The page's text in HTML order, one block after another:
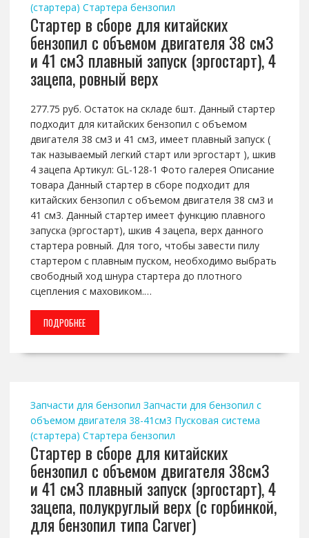
(стартера) Стартера бензопил
Стартер в сборе для китайских
бензопил с объемом двигателя 38 см3
и 41 см3 плавный запуск (эргостарт), 4
зацепа, ровный верх
277.75 руб. Остаток на складе 6шт. Данный стартер
подходит для китайских бензопил с объемом
двигателя 38 см3 и 41 см3, имеет плавный запуск (
так называемый легкий старт или эргостарт ), шкив
4 зацепа Артикул: GL-128-1 Фото галерея Описание
товара Данный стартер в сборе подходит для
китайских бензопил с объемом двигателя 38 см3 и
41 см3. Данный стартер имеет функцию плавного
запуска (эргостарт), шкив 4 зацепа, верх данного
стартера ровный. Для того, чтобы завести пилу
стартером с плавным пуском, необходимо выбрать
свободный ход шнура стартера до плотного
сцепления с маховиком.…
ПОДРОБНЕЕ
Запчасти для бензопил Запчасти для бензопил с
объемом двигателя 38-41см3 Пусковая система
(стартера) Стартера бензопил
Стартер в сборе для китайских
бензопил с объемом двигателя 38см3
и 41 см3 плавный запуск (эргостарт), 4
зацепа, полукруглый верх (с горбинкой,
для бензопил типа Carver)